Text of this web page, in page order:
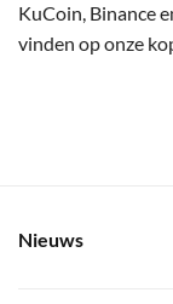
KuCoin, Binance
vinden op onze
Nieuws